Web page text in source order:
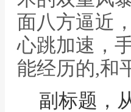
面八方逼近
心跳加速，
能经历的,和
副标题，